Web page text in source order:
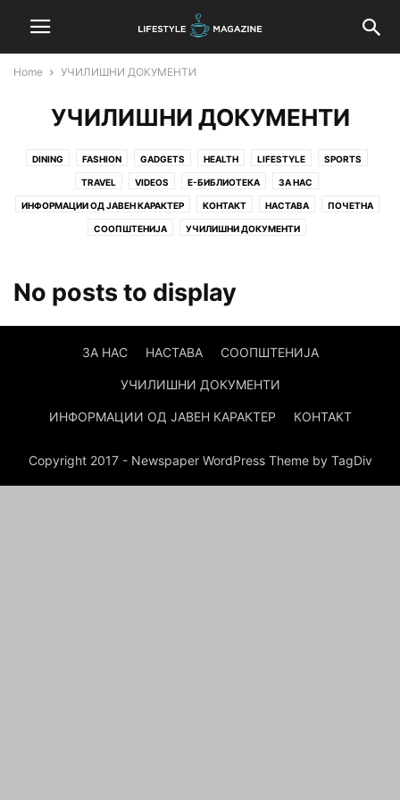
Home УЧИЛИШНИ ДОКУМЕНТИ
УЧИЛИШНИ ДОКУМЕНТИ
DINING FASHION GADGETS HEALTH LIFESTYLE SPORTS
TRAVEL VIDEOS Е-БИБЛИОТЕКА ЗА НАС
ИНФОРМАЦИИ ОД ЈАВЕН КАРАКТЕР КОНТАКТ НАСТАВА ПОЧЕТНА
СООПШТЕНИЈА УЧИЛИШНИ ДОКУМЕНТИ
No posts to display
ЗА НАС НАСТАВА СООПШТЕНИЈА
УЧИЛИШНИ ДОКУМЕНТИ
ИНФОРМАЦИИ ОД ЈАВЕН КАРАКТЕР КОНТАКТ
Copyright 2017 - Newspaper WordPress Theme by TagDiv